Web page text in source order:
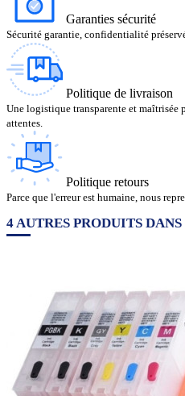
Garanties sécurité
Sécurité garantie, confidentialité
Politique de livraison
Une logistique transparente et maîtrisée
attentes.
Politique retours
Parce que l'erreur est humaine, nous
4 AUTRES PRODUITS